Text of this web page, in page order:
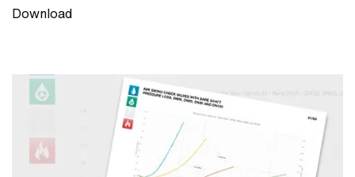
Download